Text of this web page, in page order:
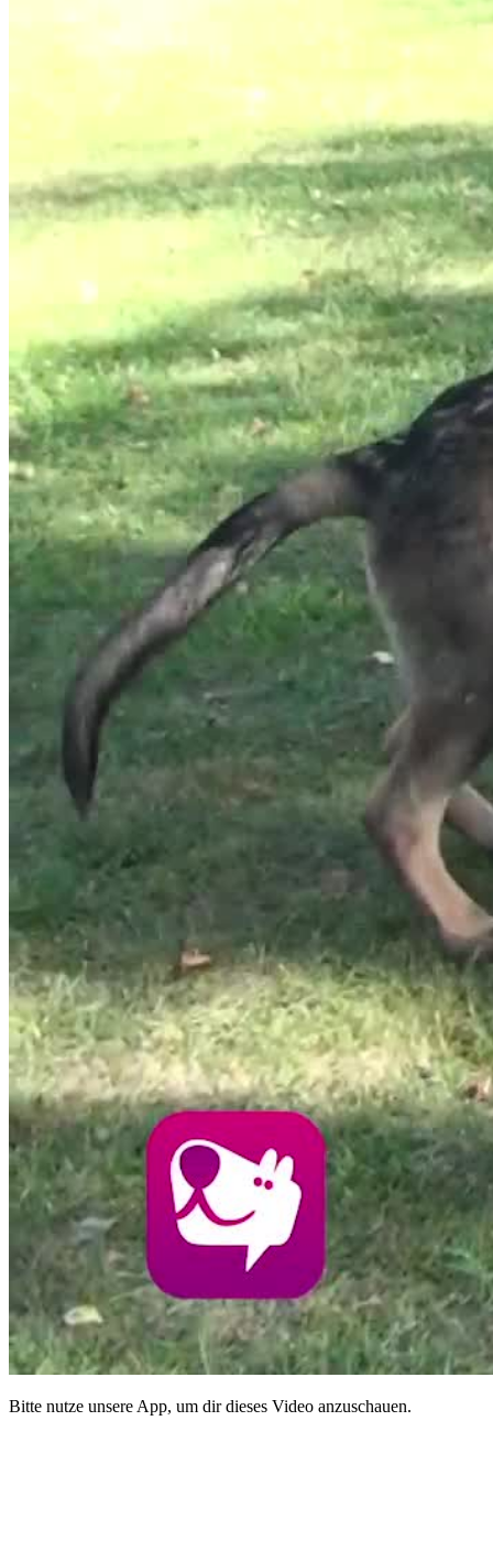
Bitte nutze unsere App, um dir dieses Video anzuschauen.